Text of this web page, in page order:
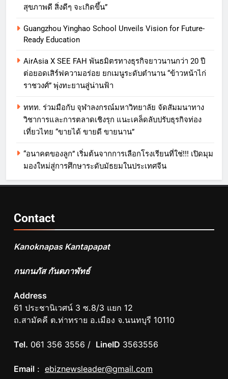
สุขภาพดี สิ่งดีๆ จะเกิดขึ้น”
Guangzhou Yinghao School Unveils Vision for Future-
Ready Education
AirAsia X SEE FAH พันธมิตรทางธุรกิจยาวนานกว่า 20 ปี
ต่อยอดเสิร์ฟความอร่อย ยกเมนูระดับตำนาน “ข้าวหน้าไก่
ราชวงศ์” พุ่งทะยานสู่น่านฟ้า
ททท. ร่วมมือกับ จุฬาลงกรณ์มหาวิทยาลัย จัดสัมมนาทาง
วิชาการและการตลาดเชิงรุก แนะเคล็ดลับปรับธุรกิจท่อง
เที่ยวไทย “ขายได้ ขายดี ขายนาน”
“อนาคตของลูก” เริ่มต้นจากการเลือกโรงเรียนที่ใช่!!! เปิดมุม
มองใหม่สู่การศึกษาระดับมัธยมในประเทศจีน
Contact
Kanoknapas Kantapapat
กนกนภัส กันตภาพัทธ์
Address
61 ประชานิเวศน์ 3 ซ.8/3 แยก 12
ถ.สามัคคี ต.ท่าทราย อ.เมือง จ.นนทบุรี 10110
Tel. 061 356 3556 / LineID 3563556
Email : ebiznewsleader@gmail.com